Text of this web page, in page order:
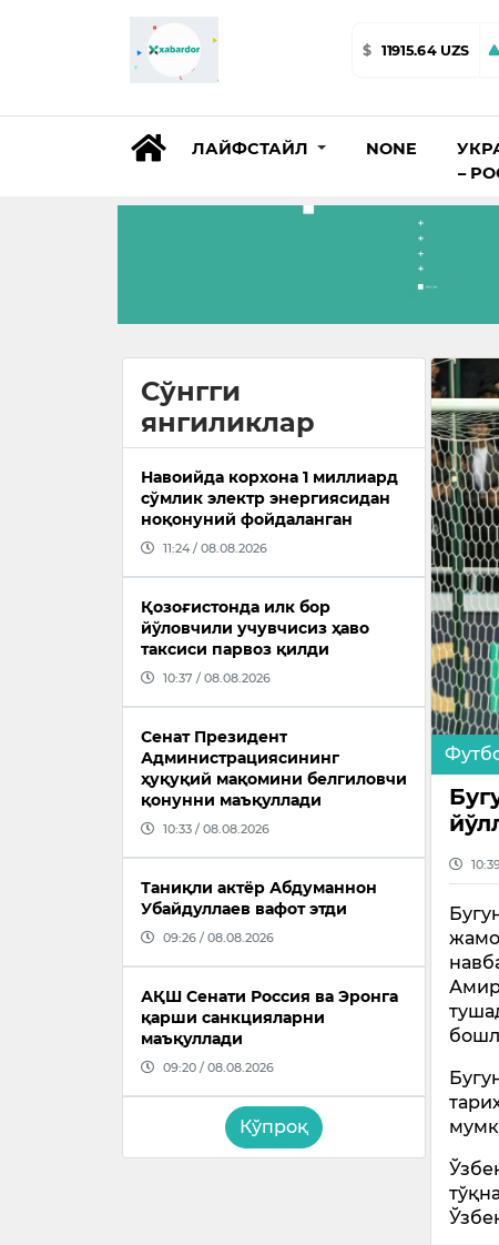
$ 11915.64 UZS
ЛАЙФСТАЙЛ NONE
–
Сўнгги
янгиликлар
Навоийда корхона 1 миллиард
сўмлик электр энергиясидан
ноқонуний фойдаланган
11:24 / 08.08.2026
Қозоғистонда илк бор
йўловчили учувчисиз ҳаво
таксиси парвоз қилди
10:37 / 08.08.2026
Сенат Президент
Администрациясининг
ҳуқуқий мақомини белгиловчи
қонунни маъқуллади
10:33 / 08.08.2026
Таниқли актёр Абдуманнон
Убайдуллаев вафот этди
09:26 / 08.08.2026
АҚШ Сенати Россия ва Эронга
қарши санкцияларни
маъқуллади
09:20 / 08.08.2026
Кўпроқ